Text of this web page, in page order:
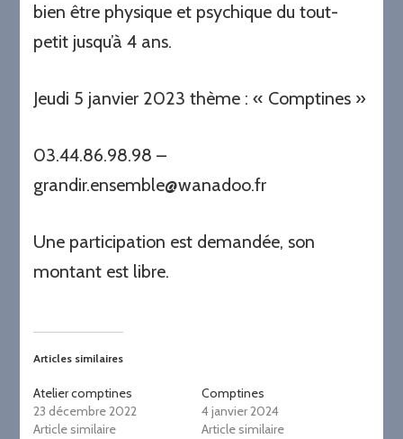
bien être physique et psychique du tout-
petit jusqu’à 4 ans.
Jeudi 5 janvier 2023 thème : « Comptines »
03.44.86.98.98 –
grandir.ensemble@wanadoo.fr
Une participation est demandée, son
montant est libre.
Articles similaires
Atelier comptines
23 décembre 2022
Article similaire
Comptines
4 janvier 2024
Article similaire